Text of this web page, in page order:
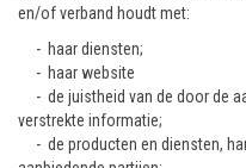
en/of verband houdt met:
- haar diensten;
- haar website
- de juistheid van de door de
verstrekte informatie;
- de producten en diensten,